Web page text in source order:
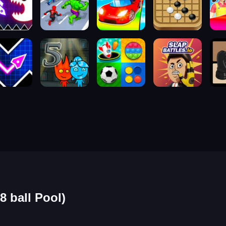
ball Pool)